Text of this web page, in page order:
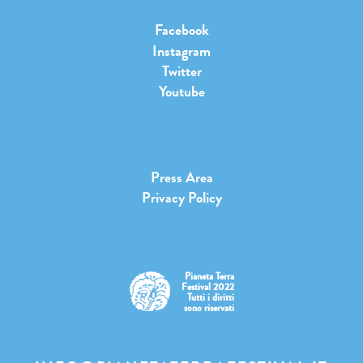
Facebook
Instagram
Twitter
Youtube
Press Area
Privacy Policy
Pianeta Terra
Festival 2022
Tutti i diritti
sono riservati